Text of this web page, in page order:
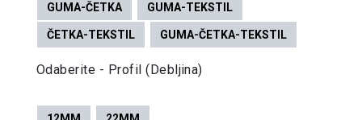
GUMA-ČETKA GUMA-TEKSTIL
ČETKA-TEKSTIL GUMA-ČETKA-TEKSTIL
Odaberite - Profil (debljina)